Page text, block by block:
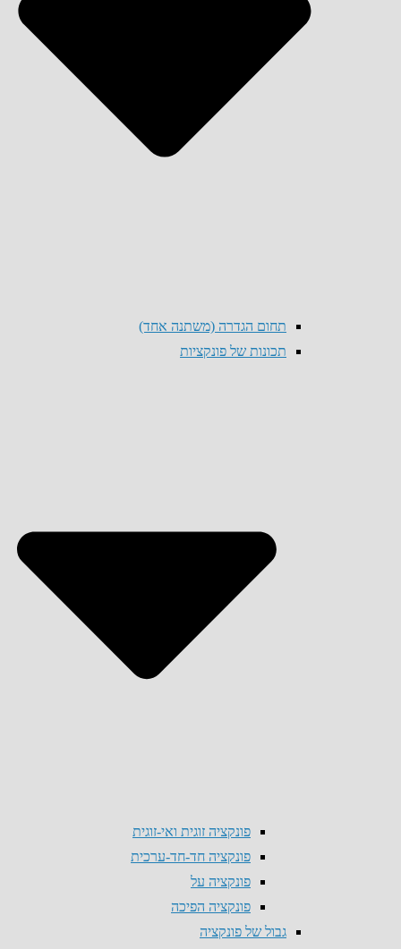
תחום הגדרה (משתנה אחד)
תכונות של פונקציות
פונקציה זוגית ואי-זוגית
פונקציה חד-חד-ערכית
פונקציה על
פונקציה הפיכה
גבול של פונקציה